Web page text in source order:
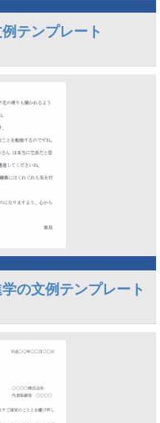
テンプレート
の文例テンプレート